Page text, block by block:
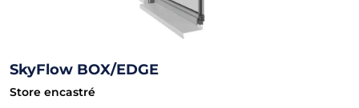
SkyFlow BOX/EDGE
Store encastré